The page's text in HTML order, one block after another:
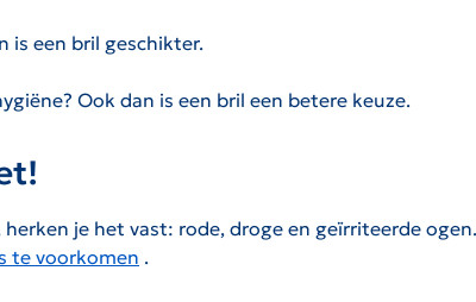
is een bril geschikter.
Ook dan is een bril een betere keuze.
je het vast: rode, droge en geïrriteerde
te voorkomen De link zal worden geopend op een nieuwe pagina.
.